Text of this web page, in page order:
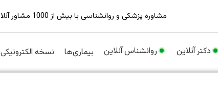
مشاوره پزشکی و روانشناسی با بیش از 1000 مشاور آنلاین.
دکتر آنلاین روانشناس آنلاین بیماری‌ها نسخه الکترونیکی